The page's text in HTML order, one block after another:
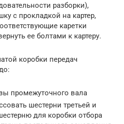
разборки),
с прокладкой на картер,
каретки
ее болтами к картеру.
коробки передач
промежуточного вала
шестерни третьей и
для коробки отбора